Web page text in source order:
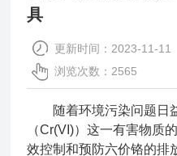
具
更新时间：2023-11-11
浏览次数：2565
随着环境污染问题日
（Cr(VI)）这一有害物质
效控制和预防六价铬的排